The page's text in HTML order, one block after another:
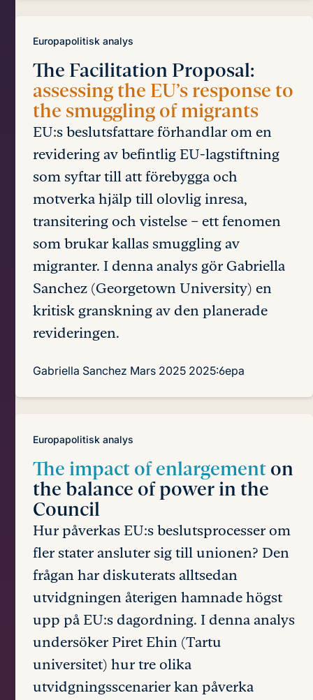
Europapolitisk analys
The Facilitation Proposal:
assessing the EU’s response to
the smuggling of migrants
EU:s beslutsfattare förhandlar om en
revidering av befintlig EU-lagstiftning
som syftar till att förebygga och
motverka hjälp till olovlig inresa,
transitering och vistelse – ett fenomen
som brukar kallas smuggling av
migranter. I denna analys gör Gabriella
Sanchez (Georgetown University) en
kritisk granskning av den planerade
revideringen.
Gabriella Sanchez Mars 2025 2025:6epa
Europapolitisk analys
The impact of enlargement on
the balance of power in the
Council
Hur påverkas EU:s beslutsprocesser om
fler stater ansluter sig till unionen? Den
frågan har diskuterats alltsedan
utvidgningen återigen hamnade högst
upp på EU:s dagordning. I denna analys
undersöker Piret Ehin (Tartu
universitet) hur tre olika
utvidgningsscenarier kan påverka